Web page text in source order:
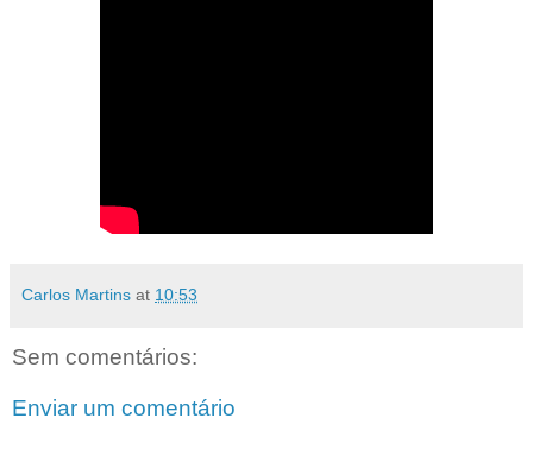
Carlos Martins at 10:53
Sem comentários:
Enviar um comentário